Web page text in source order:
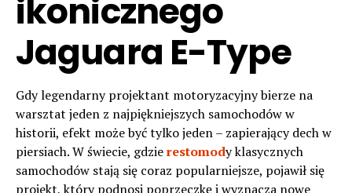
ikonicznego
Jaguara E-Type
Gdy legendarny projektant motoryzacyjny bierze na
warsztat jeden z najpiękniejszych samochodów w
historii, efekt może być tylko jeden – zapierający dech w
piersiach. W świecie, gdzierestomody klasycznych
samochodów stają się coraz popularniejsze, pojawił się
projekt, który podnosi poprzeczkę i wyznacza nowe